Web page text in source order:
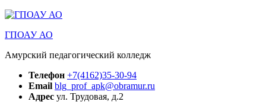
ГПОАУ АО
Амурский педагогический колледж
Телефон +7(4162)35-30-94
Email blg_prof_apk@obramur.ru
Адрес ул. Трудовая, д.2